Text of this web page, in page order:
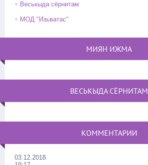
Веськыда сёрнитам
МОД "Изьватас"
МИЯН ИЖМА
ВЕСЬКЫДА СЁРНИТАМ
КОММЕНТАРИИ
03.12.2018